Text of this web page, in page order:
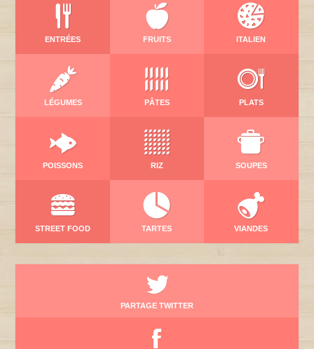
ENTRÉES FRUITS ITALIEN
LÉGUMES PÂTES PLATS
POISSONS RIZ SOUPES
STREET FOOD TARTES VIANDES
PARTAGE TWITTER